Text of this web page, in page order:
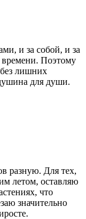
и за собой, и за
времени. Поэтому
лишних
для души.
разную. Для тех,
летом, оставляю
что
значительно